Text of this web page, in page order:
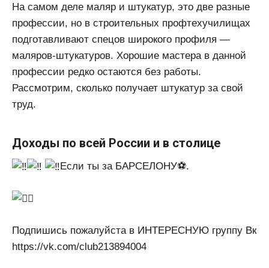
На самом деле маляр и штукатур, это две разные
профессии, но в строительных профтехучилищах
подготавливают спецов широкого профиля —
маляров-штукатуров. Хорошие мастера в данной
профессии редко остаются без работы.
Рассмотрим, сколько получает штукатур за свой
труд.
Доходы по всей России и в столице
Если ты за БАРСЕЛОНУ⚽.
Подпишись пожалуйста в ИНТЕРЕСНУЮ группу Вк
https://vk.com/club213894004